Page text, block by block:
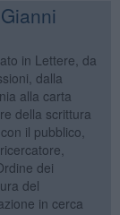
in Lettere, da
dalla
alla carta
della scrittura
il pubblico,
dei
del
in cerca